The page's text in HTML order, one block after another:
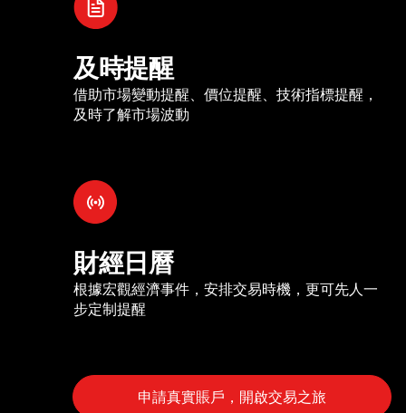
及時提醒
借助市場變動提醒、價位提醒、技術指標提醒，
及時了解市場波動
財經日曆
根據宏觀經濟事件，安排交易時機，更可先人一
步定制提醒